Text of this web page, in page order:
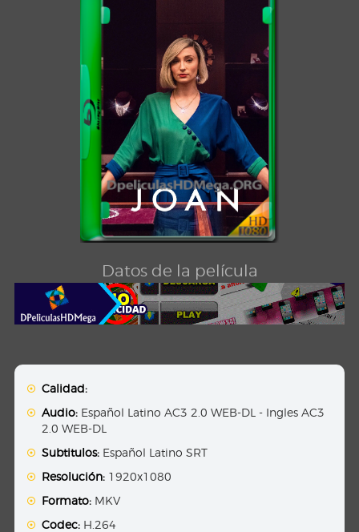
Datos de la película
Calidad:
Audio: Español Latino AC3 2.0 WEB-DL - Ingles AC3
2.0 WEB-DL
Subtitulos: Español Latino SRT
Resolución: 1920x1080
Formato: MKV
Codec: H.264